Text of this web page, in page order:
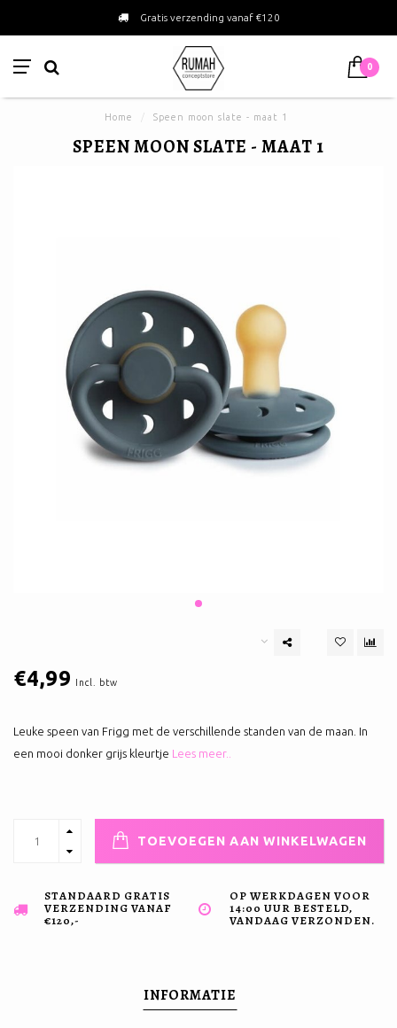
Gratis verzending vanaf €120
0
Home Speen moon slate - maat 1
SPEEN MOON SLATE - MAAT 1
€4,99 Incl. btw
Leuke speen van Frigg met de verschillende standen van de maan. In
een mooi donker grijs kleurtje Lees meer..
TOEVOEGEN AAN WINKELWAGEN
STANDAARD GRATIS
VERZENDING VANAF
€120,-
OP WERKDAGEN VOOR
14:00 UUR BESTELD,
VANDAAG VERZONDEN.
INFORMATIE